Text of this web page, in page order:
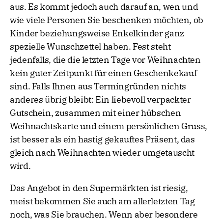
aus. Es kommt jedoch auch darauf an, wen und
wie viele Personen Sie beschenken möchten, ob
Kinder beziehungsweise Enkelkinder ganz
spezielle Wunschzettel haben. Fest steht
jedenfalls, die die letzten Tage vor Weihnachten
kein guter Zeitpunkt für einen Geschenkekauf
sind. Falls Ihnen aus Termingründen nichts
anderes übrig bleibt: Ein liebevoll verpackter
Gutschein, zusammen mit einer hübschen
Weihnachtskarte und einem persönlichen Gruss,
ist besser als ein hastig gekauftes Präsent, das
gleich nach Weihnachten wieder umgetauscht
wird.
Das Angebot in den Supermärkten ist riesig,
meist bekommen Sie auch am allerletzten Tag
noch, was Sie brauchen. Wenn aber besondere